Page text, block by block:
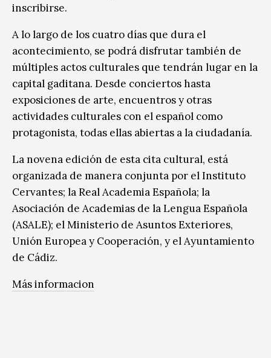
inscribirse.
A lo largo de los cuatro días que dura el
acontecimiento, se podrá disfrutar también de
múltiples actos culturales que tendrán lugar en la
capital gaditana. Desde conciertos hasta
exposiciones de arte, encuentros y otras
actividades culturales con el español como
protagonista, todas ellas abiertas a la ciudadanía.
La novena edición de esta cita cultural, está
organizada de manera conjunta por el Instituto
Cervantes; la Real Academia Española; la
Asociación de Academias de la Lengua Española
(ASALE); el Ministerio de Asuntos Exteriores,
Unión Europea y Cooperación, y el Ayuntamiento
de Cádiz.
Más informacion